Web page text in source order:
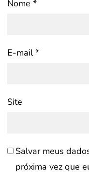
Nome *
E-mail*
Site
Salvar meus
próxima vez que